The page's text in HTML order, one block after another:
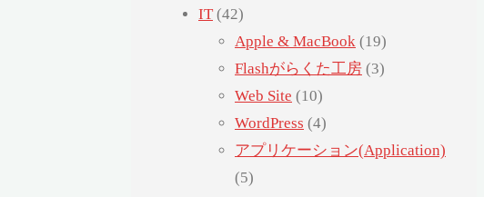
IT (42)
Apple & MacBook (19)
Flashがらくた工房 (3)
Web Site (10)
WordPress (4)
アプリケーション(Application)
(5)